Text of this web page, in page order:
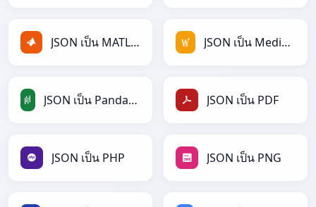
JSON เป็น MATLAB JSON เป็น MediaWiki
JSON เป็น PandasDataFrame JSON เป็น PDF
JSON เป็น PHP JSON เป็น PNG